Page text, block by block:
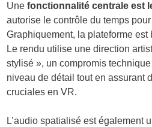
Unefonctionnalité centrale est
autorise le contrôle du temps
Graphiquement, la plateforme
Le rendu utilise une direction
stylisé », un compromis
niveau de détail tout en assurant
cruciales en VR.
L’audio spatialisé est également